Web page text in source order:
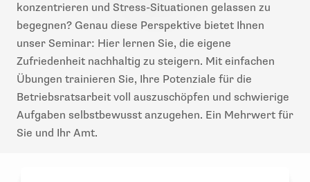
konzentrieren und Stress-Situationen gelassen zu
begegnen? Genau diese Perspektive bietet Ihnen
unser Seminar: Hier lernen Sie, die eigene
Zufriedenheit nachhaltig zu steigern. Mit einfachen
Übungen trainieren Sie, Ihre Potenziale für die
Betriebsratsarbeit voll auszuschöpfen und schwierige
Aufgaben selbstbewusst anzugehen. Ein Mehrwert für
Sie und Ihr Amt.